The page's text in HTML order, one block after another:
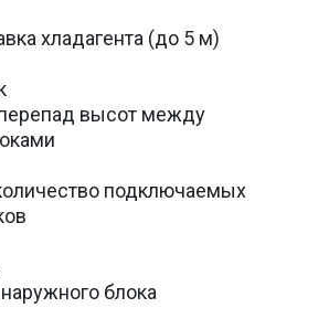
хладагента (до 5 м)
высот между
подключаемых
блока